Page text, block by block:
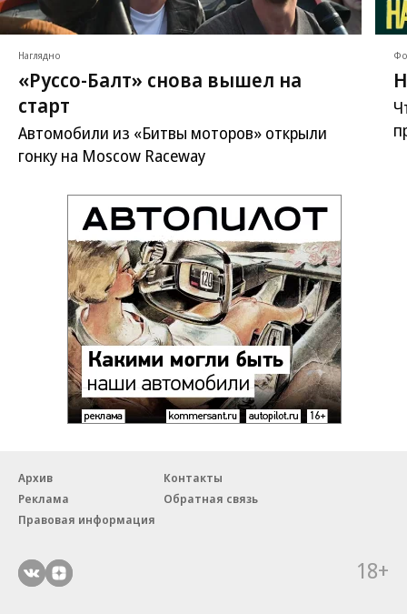
Наглядно
«Руссо-Балт» снова вышел на
старт
Автомобили из «Битвы моторов» открыли
гонку на Moscow Raceway
Архив
Контакты
Реклама
Обратная связь
Правовая информация
18+